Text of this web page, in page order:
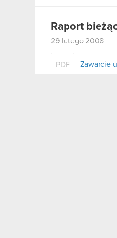
Raport
29 lutego 2008
PDF Zawarcie